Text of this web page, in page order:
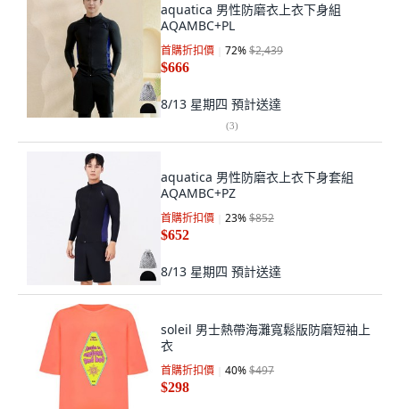
aquatica 男性防磨衣上衣下身組
AQAMBC+PL
首購折扣價 72%$2,439
$666
8/13 星期四 預計送達
(3)
aquatica 男性防磨衣上衣下身套組
AQAMBC+PZ
首購折扣價 23%$852
$652
8/13 星期四 預計送達
soleil 男士熱帶海灘寬鬆版防磨短袖上
衣
首購折扣價 40%$497
$298